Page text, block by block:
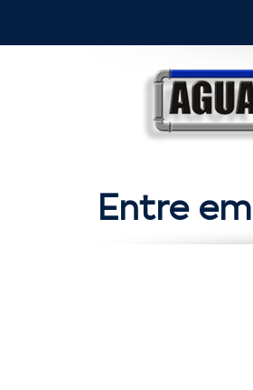
Entre